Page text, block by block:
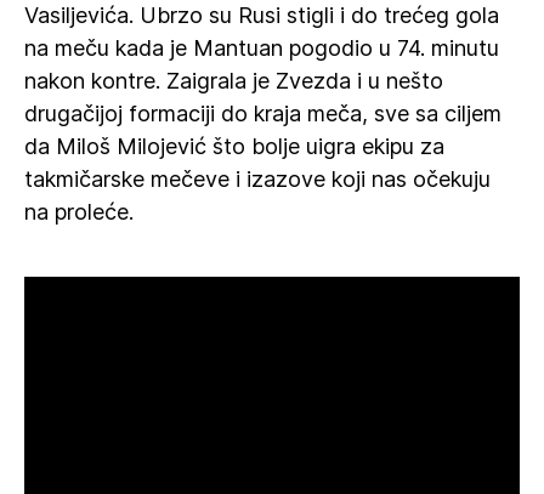
Vasiljevića. Ubrzo su Rusi stigli i do trećeg gola
na meču kada je Mantuan pogodio u 74. minutu
nakon kontre. Zaigrala je Zvezda i u nešto
drugačijoj formaciji do kraja meča, sve sa ciljem
da Miloš Milojević što bolje uigra ekipu za
takmičarske mečeve i izazove koji nas očekuju
na proleće.